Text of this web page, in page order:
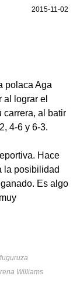
2015-11-02
polaca Aga
al lograr el
carrera, al batir
4-6 y 6-3.
Hace
la posibilidad
Es algo
muy
Williams